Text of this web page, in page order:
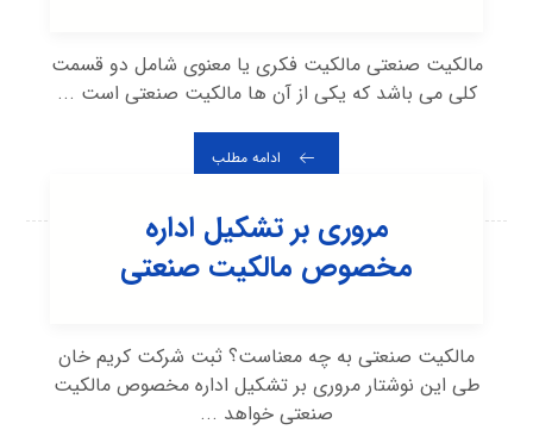
مالکیت صنعتی مالکیت فکری یا معنوی شامل دو قسمت
کلی می باشد که یکی از آن ها مالکیت صنعتی است ...
ادامه مطلب
مروری بر تشکیل اداره
مخصوص مالکیت صنعتی
مالکیت صنعتی به چه معناست؟ ثبت شرکت کریم خان
طی این نوشتار مروری بر تشکیل اداره مخصوص مالکیت
صنعتی خواهد ...